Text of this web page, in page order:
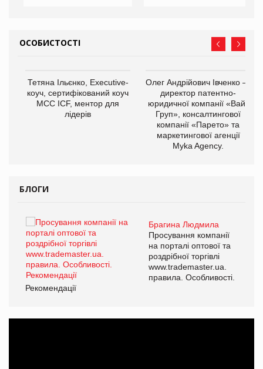
ОСОБИСТОСТІ
Тетяна Ільєнко, Executive-
коуч, сертифікований коуч
МСС ICF, ментор для
лідерів
Олег Андрійович Івченко —
директор патентно-
юридичної компанії «Вайз
Груп», консалтингової
компанії «Парето» та
маркетингової агенції
Myka Agency.
БЛОГИ
Брагина Людмила
Просування компанії
на порталі оптової та
роздрібної торгівлі
www.trademaster.ua.
правила. Особливості.
Рекомендації